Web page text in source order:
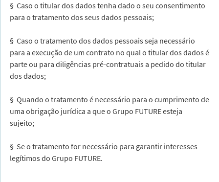
§ Caso o titular dos dados tenha dado o seu consentimento
para o tratamento dos seus dados pessoais;
§ Caso o tratamento dos dados pessoais seja necessário
para a execução de um contrato no qual o titular dos dados é
parte ou para diligências pré-contratuais a pedido do titular
dos dados;
§ Quando o tratamento é necessário para o cumprimento de
uma obrigação jurídica a que o Grupo FUTURE esteja
sujeito;
§ Se o tratamento for necessário para garantir interesses
legítimos do Grupo FUTURE.